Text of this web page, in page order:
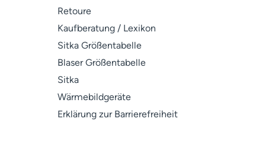
Retoure
Kaufberatung / Lexikon
Sitka Größentabelle
Blaser Größentabelle
Sitka
Wärmebildgeräte
Erklärung zur Barrierefreiheit